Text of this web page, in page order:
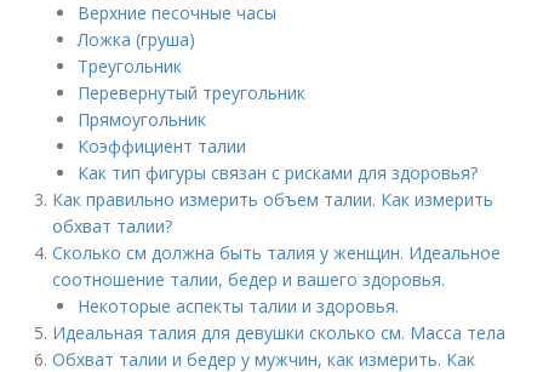
Верхние песочные часы
Ложка (груша)
Треугольник
Перевернутый треугольник
Прямоугольник
Коэффициент талии
Как тип фигуры связан с рисками для здоровья?
Как правильно измерить объем талии. Как измерить
обхват талии?
Сколько см должна быть талия у женщин. Идеальное
соотношение талии, бедер и вашего здоровья.
Некоторые аспекты талии и здоровья.
Идеальная талия для девушки сколько см. Масса тела
Обхват талии и бедер у мужчин, как измерить. Как